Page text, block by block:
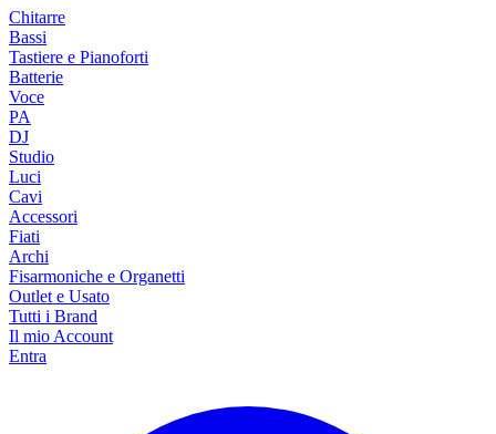
Chitarre
Bassi
Tastiere e Pianoforti
Batterie
Voce
PA
DJ
Studio
Luci
Cavi
Accessori
Fiati
Archi
Fisarmoniche e Organetti
Outlet e Usato
Tutti i Brand
Il mio Account
Entra